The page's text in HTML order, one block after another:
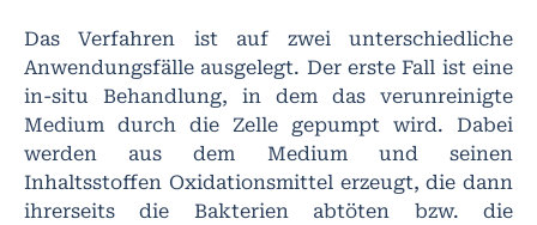
Das Verfahren ist auf zwei unterschiedliche
Anwendungsfälle ausgelegt. Der erste Fall ist eine
in-situ Behandlung, in dem das verunreinigte
Medium durch die Zelle gepumpt wird. Dabei
werden aus dem Medium und seinen
Inhaltsstoffen Oxidationsmittel erzeugt, die dann
ihrerseits die Bakterien abtöten bzw. die